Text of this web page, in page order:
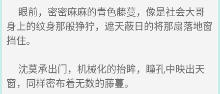
眼前，密密麻麻的青色藤蔓，像是社会大哥
身上的纹身那般狰狞，遮天蔽日的将那扇落地窗
挡住。
沈莫承出门，机械化的抬眸，瞳孔中映出天
窗，同样密布着无数的藤蔓。